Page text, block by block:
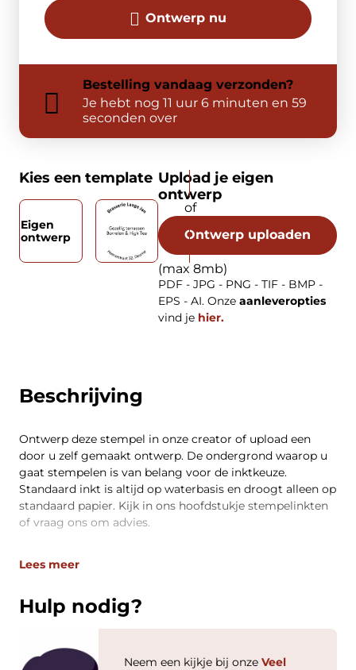
Beschrijving
Ontwerp deze stempel in onze creator of upload een
door u zelf gemaakt ontwerp. De ondergrond waarop u
gaat stempelen is van belang voor de inktkeuze.
Standaard inkt is altijd op waterbasis en droogt alleen op
standaard papier. Kijk in ons hoofdstukje stempelinkten
of vraag ons om advies.
Lees meer
Hulp nodig?
Neem een kijkje bij onze Veel
Ontwerp nu
Bestelling vandaag verzonden?
Je hebt nog 11 uur 6 minuten en 58
seconden over
Kies een template
Eigen
ontwerp
Upload je eigen
ontwerp
Ontwerp uploaden
(max 8mb)
PDF - JPG - PNG - TIF - BMP -
EPS - AI. Onze aanleveropties
vind je hier.